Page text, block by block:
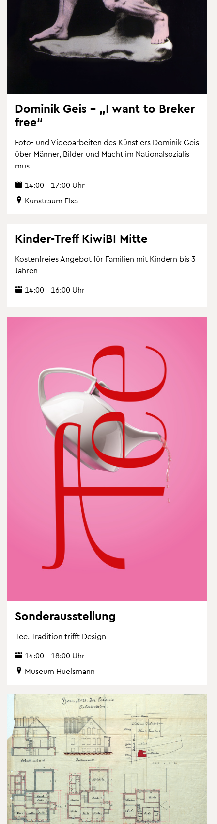
Do­mi­nik Geis – „I want to Bre­ker
free“
Foto- und Vi­deo­ar­bei­ten des Künst­lers Do­mi­nik Geis
über Män­ner, Bil­der und Macht im Na­tio­nal­so­zia­lis­
mus
14:00 - 17:00 Uhr
Kunst­raum Elsa
Kin­der-Treff Ki­wi­BI Mitte
Kos­ten­frei­es An­ge­bot für Fa­mi­li­en mit Kin­dern bis 3
Jah­ren
14:00 - 16:00 Uhr
Son­der­aus­stel­lung
Tee. Tra­di­ti­on trifft De­sign
14:00 - 18:00 Uhr
Mu­se­um Hu­els­mann